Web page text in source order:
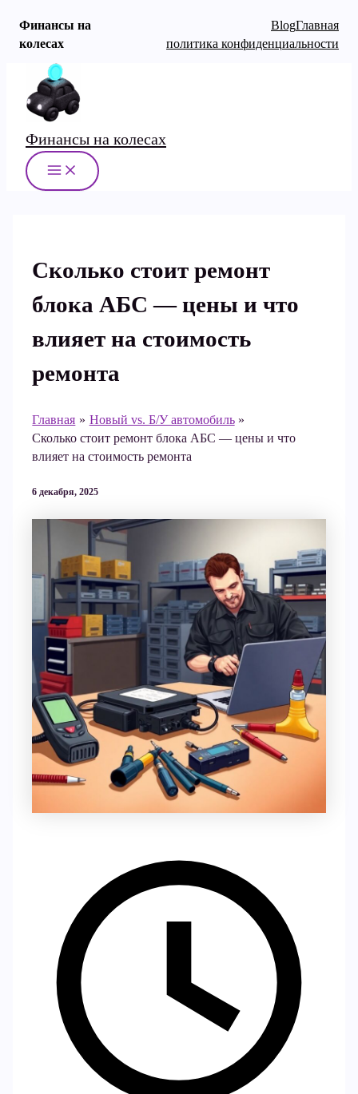
Финансы на
колесах
BlogГлавная
политика конфиденциальности
Перейти
содержимому
Финансы на колесах
MAIN
MENU
Сколько стоит ремонт
блока АБС — цены и что
влияет на стоимость
ремонта
Главная
Новый vs. Б/У автомобиль
Сколько стоит ремонт блока АБС — цены и что
влияет на стоимость ремонта
6 декабря, 2025